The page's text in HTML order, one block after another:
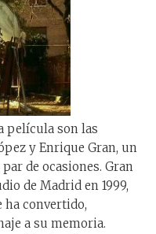
película son las
y Enrique Gran, un
de ocasiones. Gran
de Madrid en 1999,
ha convertido,
a su memoria.